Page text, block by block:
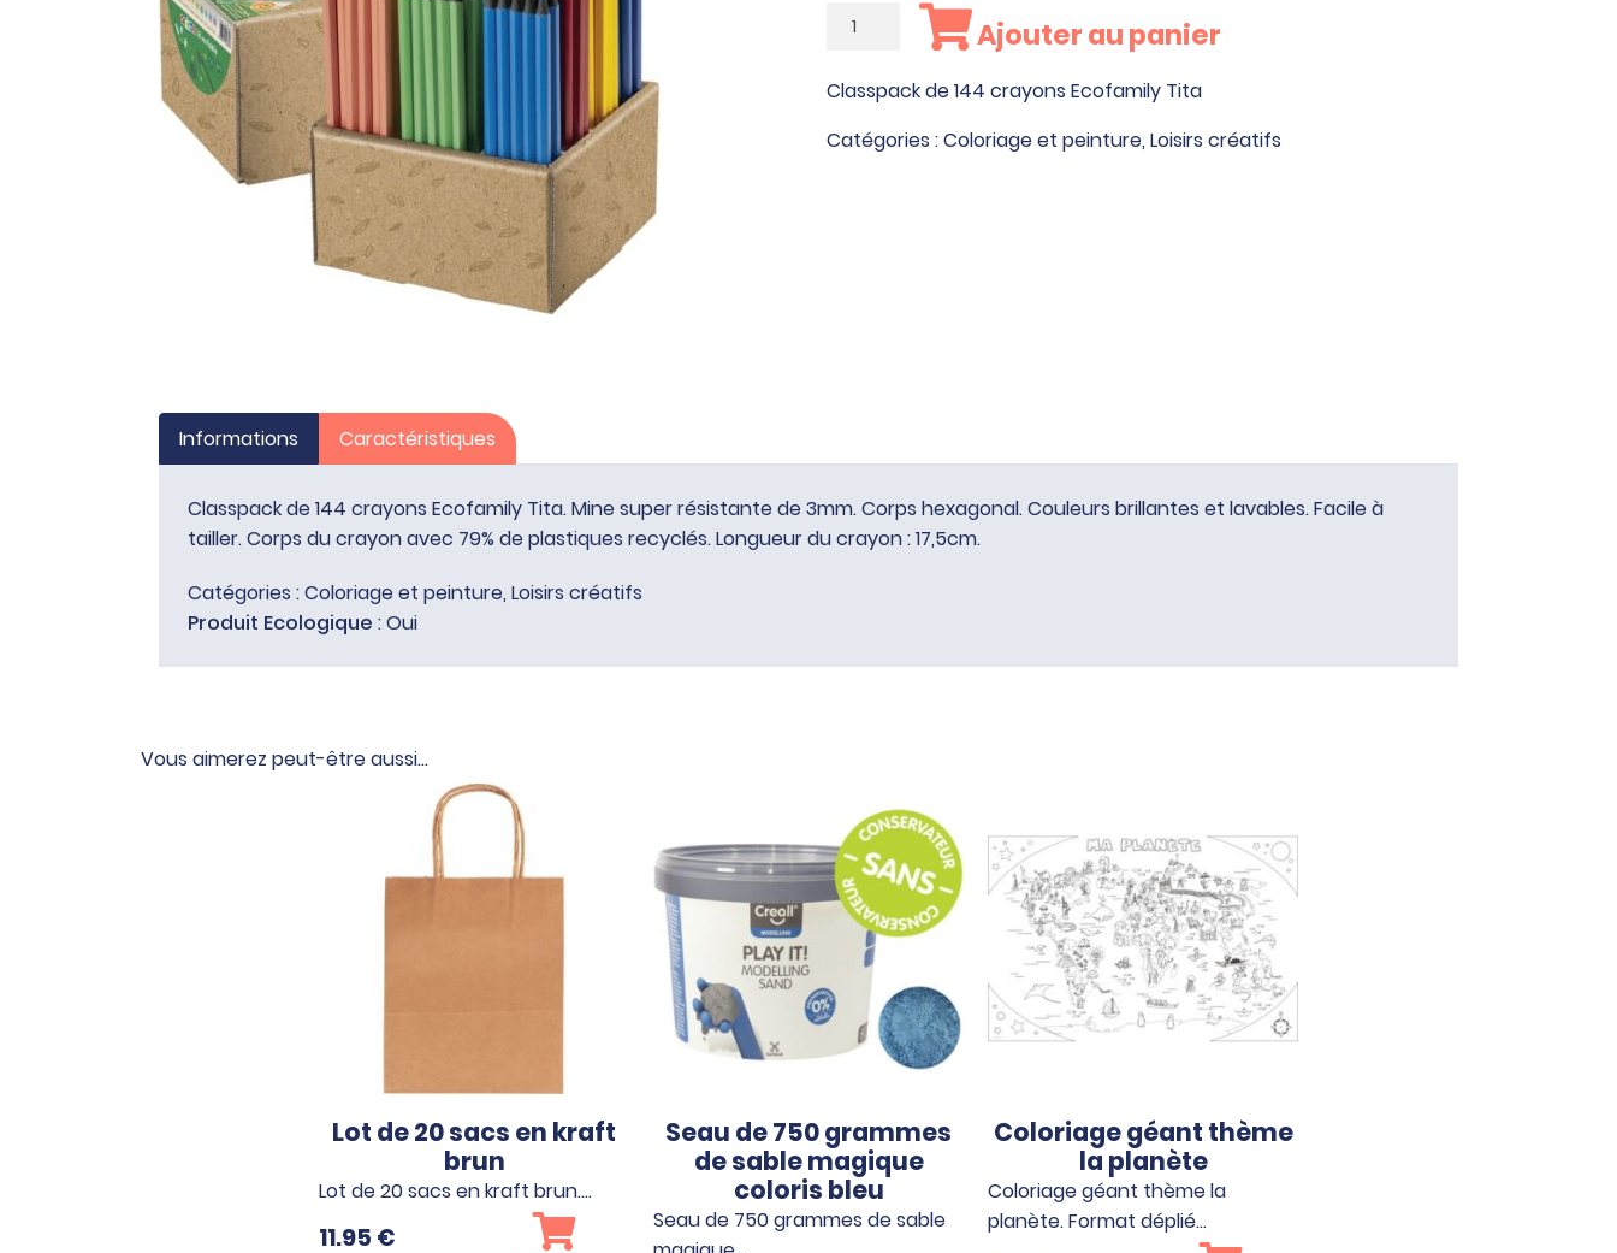
quantité
Classpack
de
144
Ajouter au panier
Classpack de 144 crayons Ecofamily Tita
Catégories :Coloriage et peinture, Loisirs créatifs
Informations Caractéristiques
Classpack de 144 crayons Ecofamily Tita. Mine super résistante de 3mm. Corps hexagonal. Couleurs brillantes et lavables. Facile à
tailler. Corps du crayon avec 79% de plastiques recyclés. Longueur du crayon : 17,5cm.
Catégories :Coloriage et peinture, Loisirs créatifs
Produit Ecologique : Oui
Vous aimerez peut-être aussi…
Lot de 20 sacs en kraft
brun
Lot de 20 sacs en kraft brun.…
11.95 €
Seau de 750 grammes
de sable magique
coloris bleu
Seau de 750 grammes de sable
Coloriage géant thème
la planète
Coloriage géant thème la
planète. Format déplié…